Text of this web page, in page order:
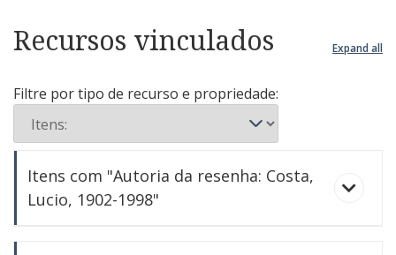
Recursos vinculados Expand all
Filtre por tipo de recurso e propriedade:
Itens com "Autoria da resenha: Costa,
Lucio, 1902-1998"